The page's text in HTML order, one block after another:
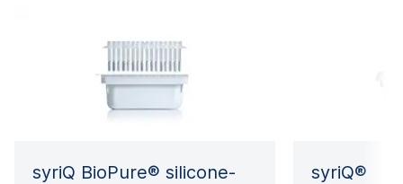
syriQ BioPure® silicone-
syriQ®